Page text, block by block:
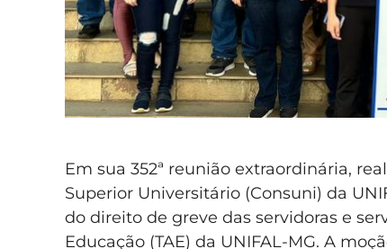
Em sua 352ª reunião extraordinária,
Superior Universitário (Consuni) da
do direito de greve das servidoras e
Educação (TAE) da UNIFAL-MG. A